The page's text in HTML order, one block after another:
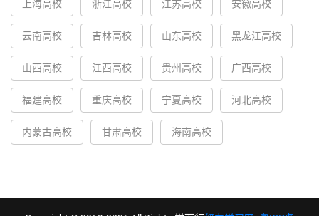
上海高校 浙江高校 江苏高校 安徽高校
云南高校 吉林高校 山东高校 黑龙江高校
山西高校 江西高校 贵州高校 广西高校
福建高校 重庆高校 宁夏高校 河北高校
内蒙古高校 甘肃高校 海南高校